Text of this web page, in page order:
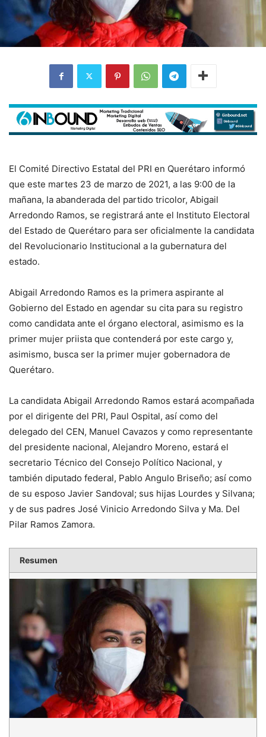
El Comité Directivo Estatal del PRI en Querétaro informó
que este martes 23 de marzo de 2021, a las 9:00 de la
mañana, la abanderada del partido tricolor, Abigail
Arredondo Ramos, se registrará ante el Instituto Electoral
del Estado de Querétaro para ser oficialmente la candidata
del Revolucionario Institucional a la gubernatura del
estado.
Abigail Arredondo Ramos es la primera aspirante al
Gobierno del Estado en agendar su cita para su registro
como candidata ante el órgano electoral, asimismo es la
primer mujer priista que contenderá por este cargo y,
asimismo, busca ser la primer mujer gobernadora de
Querétaro.
La candidata Abigail Arredondo Ramos estará acompañada
por el dirigente del PRI, Paul Ospital, así como del
delegado del CEN, Manuel Cavazos y como representante
del presidente nacional, Alejandro Moreno, estará el
secretario Técnico del Consejo Político Nacional, y
también diputado federal, Pablo Angulo Briseño; así como
de su esposo Javier Sandoval; sus hijas Lourdes y Silvana;
y de sus padres José Vinicio Arredondo Silva y Ma. Del
Pilar Ramos Zamora.
Resumen